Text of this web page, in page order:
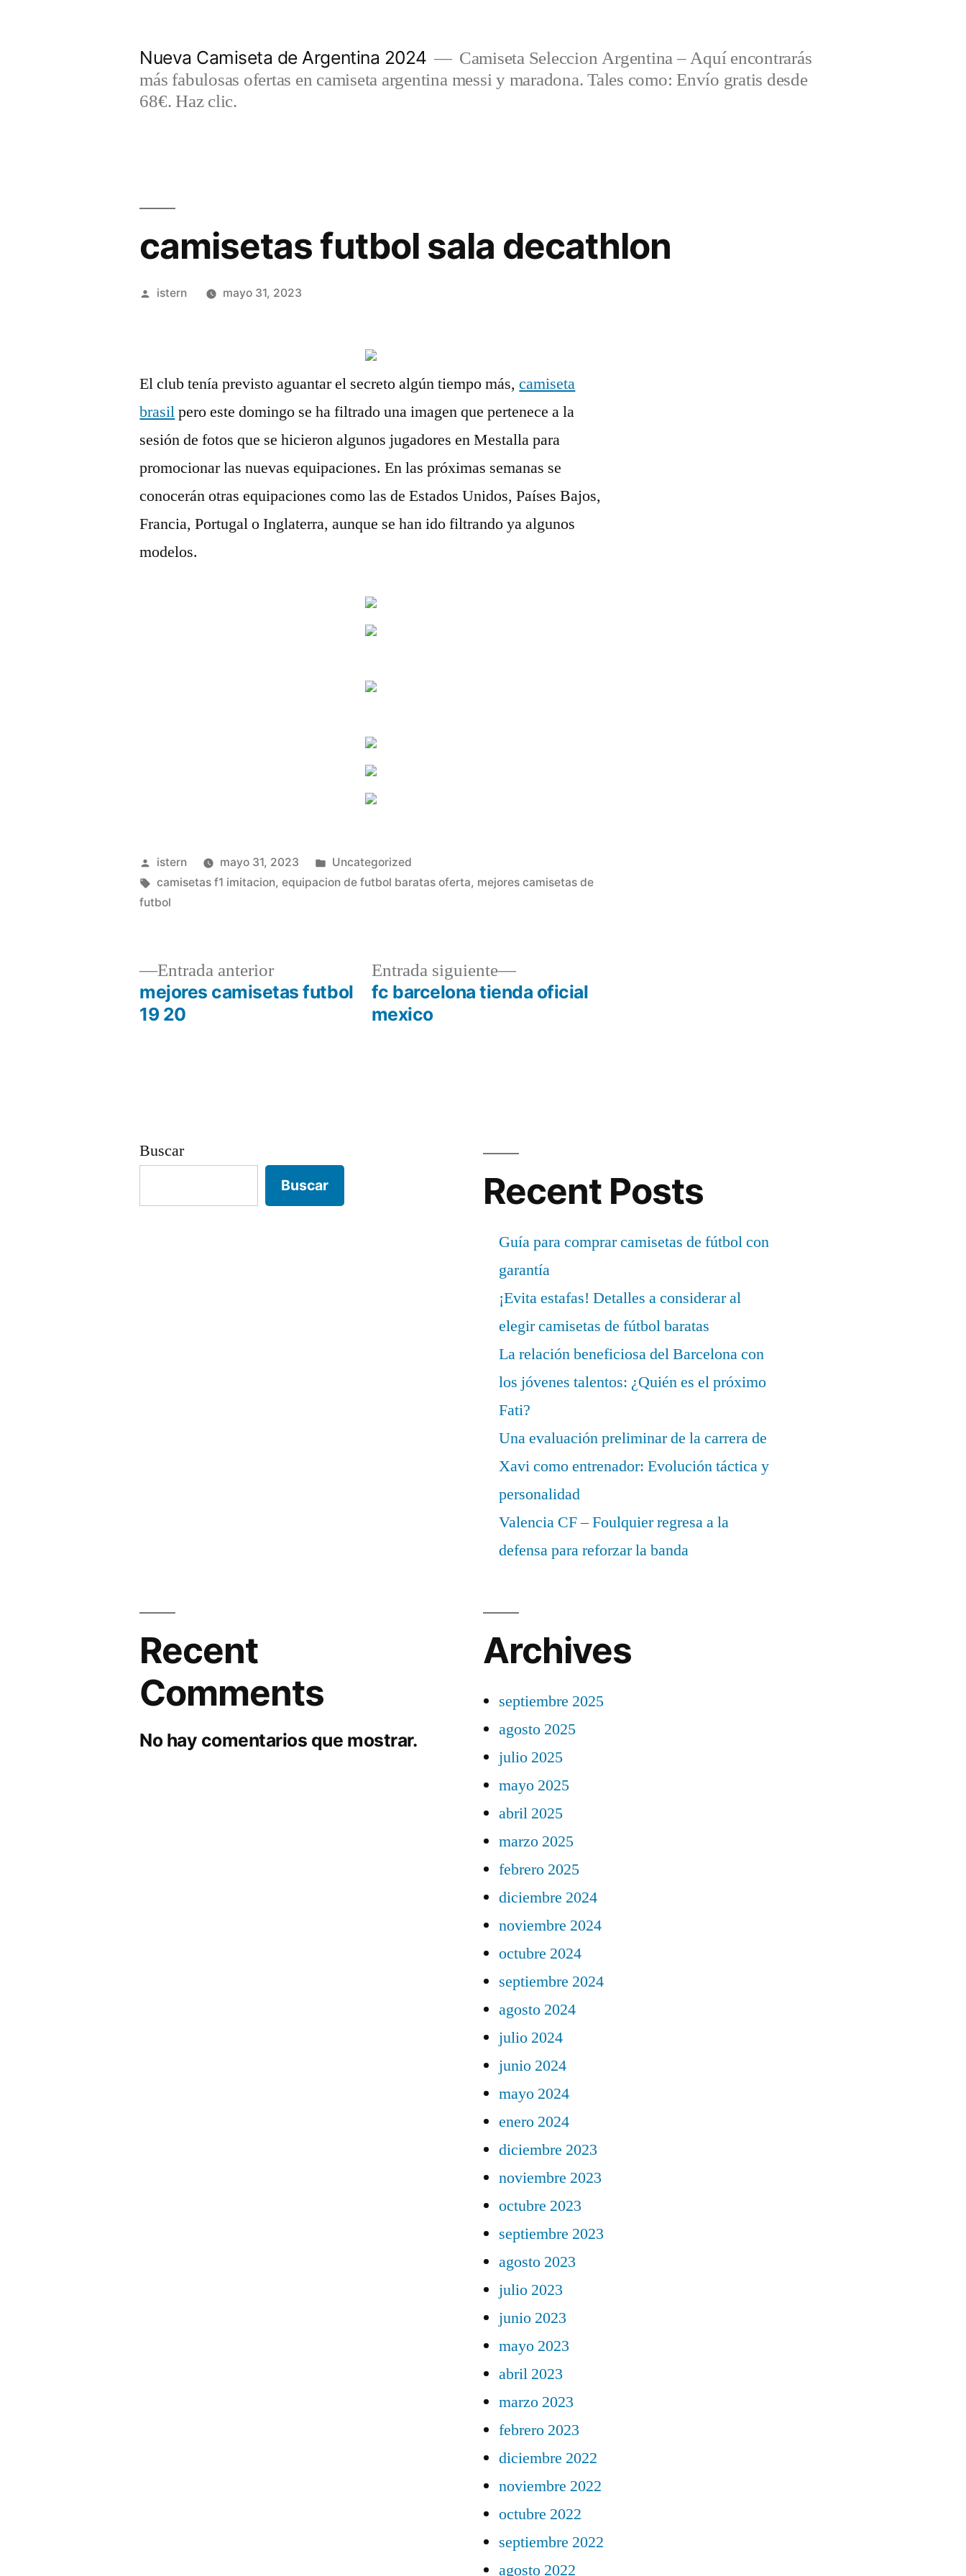
Nueva Camiseta de Argentina 2024
Camiseta Seleccion Argentina – Aquí encontrarás
más fabulosas ofertas en camiseta argentina messi y maradona. Tales como: Envío gratis desde
68€. Haz clic.
camisetas futbol sala decathlon
Publicado
istern mayo 31, 2023
El club tenía previsto aguantar el secreto algún tiempo más,camiseta
brasilpero este domingo se ha filtrado una imagen que pertenece a la
sesión de fotos que se hicieron algunos jugadores en Mestalla para
promocionar las nuevas equipaciones. En las próximas semanas se
conocerán otras equipaciones como las de Estados Unidos, Países Bajos,
Francia, Portugal o Inglaterra, aunque se han ido filtrando ya algunos
modelos.
Publicado
por
istern mayo 31, 2023
Publicado
en
Uncategorized
Etiquetas:
camisetas f1 imitacion,equipacion de futbol baratas oferta, mejores camisetas de
futbol
Navegación
Entrada anteriorEntrada
anterior:
mejores camisetas futbol
19 20
Entrada siguiente
Entrada
siguiente:
fc barcelona tienda oficial
mexico
Buscar
Buscar Recent Posts
Guía para comprar camisetas de fútbol con
garantía
¡Evita estafas! Detalles a considerar al
elegir camisetas de fútbol baratas
La relación beneficiosa del Barcelona con
los jóvenes talentos: ¿Quién es el próximo
Fati?
Una evaluación preliminar de la carrera de
Xavi como entrenador: Evolución táctica y
personalidad
Valencia CF – Foulquier regresa a la
defensa para reforzar la banda
Recent
Comments
No hay comentarios que mostrar.
Archives
septiembre 2025
agosto 2025
julio 2025
mayo 2025
abril 2025
marzo 2025
febrero 2025
diciembre 2024
noviembre 2024
octubre 2024
septiembre 2024
agosto 2024
julio 2024
junio 2024
mayo 2024
enero 2024
diciembre 2023
noviembre 2023
octubre 2023
septiembre 2023
agosto 2023
julio 2023
junio 2023
mayo 2023
abril 2023
marzo 2023
febrero 2023
diciembre 2022
noviembre 2022
octubre 2022
septiembre 2022
agosto 2022